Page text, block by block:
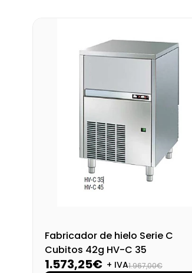
Fabricador de hielo Serie C
Cubitos 42g HV-C 35
1.573,25€ + IVA1.967,00€